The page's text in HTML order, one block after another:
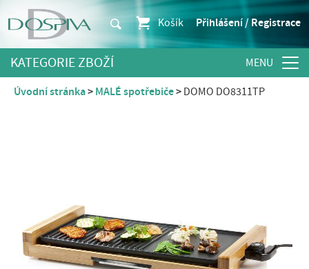
Košík Přihlášení / Registrace
KATEGORIE ZBOŽÍ
Úvodní stránka MALÉ spotřebiče DOMO DO8311TP